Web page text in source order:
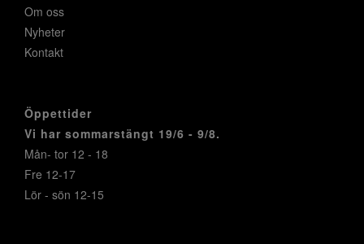
Om oss
Nyheter
Kontakt
Öppettider
Vi har sommarstängt 19/6 - 9/8.
Mån- tor 12 - 18
Fre 12-17
Lör - sön 12-15